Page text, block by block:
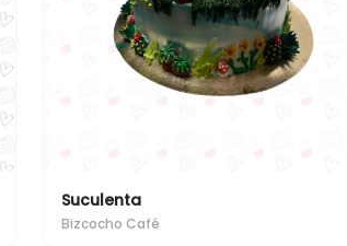
Suculenta
Bizcocho Café